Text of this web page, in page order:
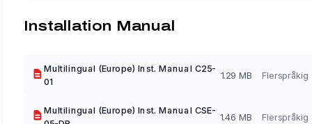
Installation Manual
Multilingual (Europe) Inst. Manual C25-
01
1.29 MB Flerspråkig
Multilingual (Europe) Inst. Manual CSE-
1.46 MB Flerspråkig